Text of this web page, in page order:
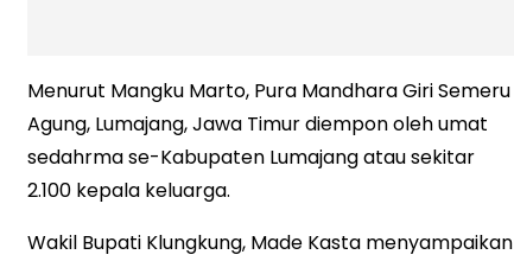
Menurut Mangku Marto, Pura Mandhara Giri Semeru
Agung, Lumajang, Jawa Timur diempon oleh umat
sedahrma se-Kabupaten Lumajang atau sekitar
2.100 kepala keluarga.
Wakil Bupati Klungkung, Made Kasta menyampaikan